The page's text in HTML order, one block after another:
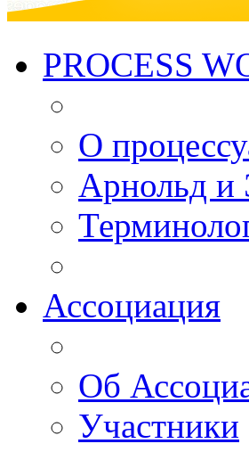
PROCESS
О
Арнольд
Ассоциация
Об
Участники